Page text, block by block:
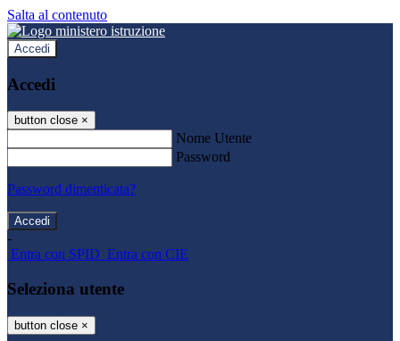
Salta al contenuto
Accedi
Accedi
button close ×
Nome Utente
Password
Password dimenticata?
-
Entra con SPID Entra con CIE
Seleziona utente
button close ×